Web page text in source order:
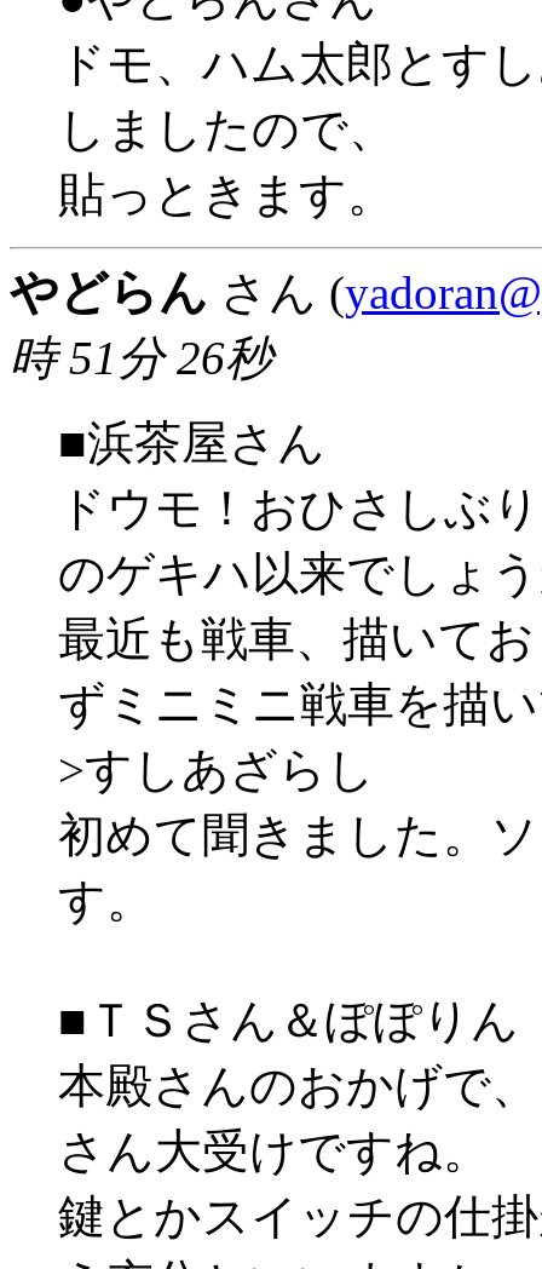
ドモ、ハム太郎とす
しましたので、
貼っときます。
やどらん さん (
時 51分 26秒
■浜茶屋さん
ドウモ！おひさしぶ
のゲキハ以来でしょ
最近も戦車、描いて
ずミニミニ戦車を描
>すしあざらし
初めて聞きました。
す。
■ＴＳさん＆ぽぽりん
本殿さんのおかげで
さん大受けですね。
鍵とかスイッチの仕